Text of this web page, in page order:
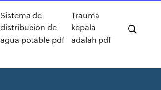
Sistema de
distribucion de
agua potable pdf
Trauma
kepala
adalah pdf